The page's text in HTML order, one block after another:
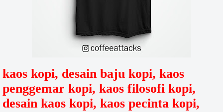
kaos kopi, desain baju kopi, kaos
penggemar kopi, kaos filosofi kopi,
desain kaos kopi, kaos pecinta kopi,